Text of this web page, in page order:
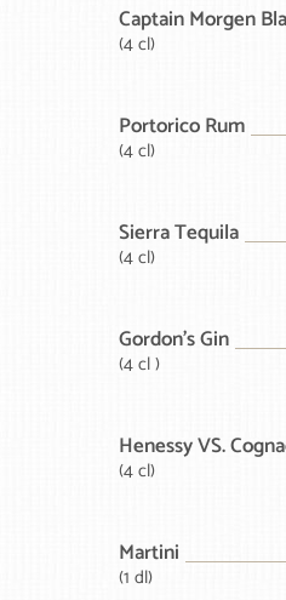
Captain Morgen
(4 cl)
Portorico Rum
(4 cl)
Sierra Tequila
(4 cl)
Gordon's Gin
(4 cl )
Henessy VS.
(4 cl)
Martini
(1 dl)